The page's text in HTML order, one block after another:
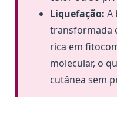
Liquefação: A
transformada
rica em
molecular, o
cutânea sem